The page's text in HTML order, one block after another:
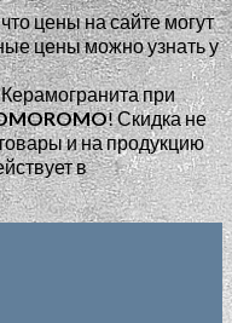
цены на сайте могут
цены можно узнать у
при
!Скидка не
и на продукцию
в